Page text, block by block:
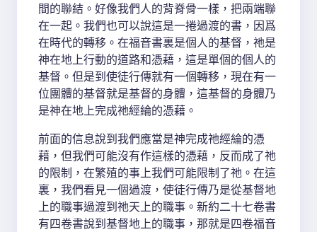
間的聯結。好像我們人的背脊骨一樣，把兩端聯
在一起。我們也可以說這是一捲過渡的書，因爲
在時代的轉移。在福音書裏是個人的基督，祂是
神在地上行動的道路和憑藉，這是單個的個人的
基督。但是到使徒行傳就有一個轉移，現在有一
位團體的基督就是基督的身體，這基督的身體乃
是神在地上完成祂經綸的憑藉。
前面的信息說到我們應當是神完成祂經綸的憑
藉，但我們可能沒有作這樣的憑藉，反而成了祂
的限制，在繁殖的事上我們可能限制了祂。在這
裏，我們看見一個過渡，使徒行傳乃是從基督地
上的職事過渡到祂天上的職事。新約二十七卷書
有四卷書說到基督地上的職事，那就是四卷福音